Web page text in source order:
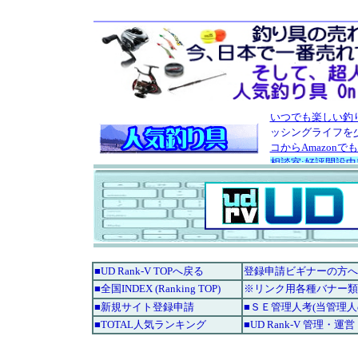
■UD Rank-V TOPへ戻る
登録申請ビギナーの方
■全国INDEX (Ranking TOP)
※リンク用各種バナー類
■新規サイト登録申請
■ＳＥ管理人考(当管理
■TOTAL人気ランキング
■UD Rank-V 管理・運